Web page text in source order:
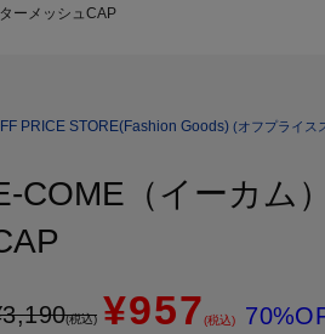
ーメッシュCAP
PRICE STORE(Fashion Goods) (オフプライス
COME（イーカム
3,190(税込) ¥957(税込)